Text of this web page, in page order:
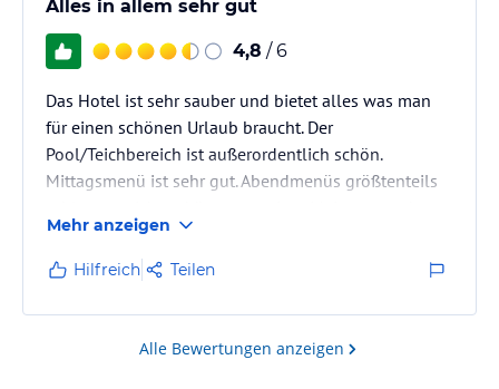
Alles in allem sehr gut
4,8 / 6
Das Hotel ist sehr sauber und bietet alles was man
für einen schönen Urlaub braucht. Der
Pool/Teichbereich ist außerordentlich schön.
Mittagsmenü ist sehr gut. Abendmenüs größtenteils
etwas besser gewürzt sein, teilweise etwas fad.
Wir waren im älteren Teil des Hauses untergebracht.
Ältere Zimmer und relativ klein (vor allem das Bad).
Da die Toiletten im Badezimmer sind, wäre hier eine
Mehr anzeigen
Hilfreich Teilen
Alle Bewertungen anzeigen